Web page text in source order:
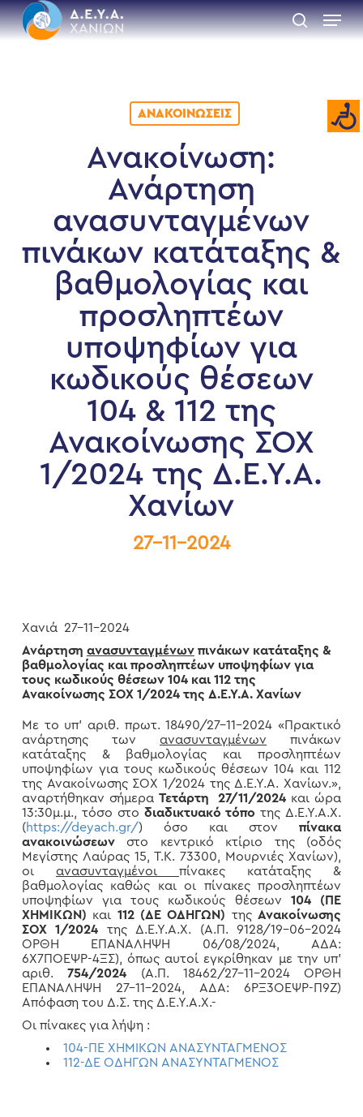
Skip
to
main
search
Menu
ΑΝΑΚΟΙΝΏΣΕΙΣ
Ανακοίνωση:
Ανάρτηση
ανασυνταγμένων
πινάκων κατάταξης &
βαθμολογίας και
προσληπτέων
υποψηφίων για
κωδικούς θέσεων
104 & 112 της
Ανακοίνωσης ΣΟΧ
1/2024 της Δ.Ε.Υ.Α.
Χανίων
27-11-2024
Χανιά 27-11-2024
Ανάρτηση ανασυνταγμένωνπινάκων κατάταξης &
βαθμολογίας και προσληπτέων υποψηφίων για
τους κωδικούς θέσεων 104 και 112 της
Ανακοίνωσης ΣΟΧ 1/2024 της Δ.Ε.Υ.Α. Χανίων
Με το υπ’ αριθ. πρωτ. 18490/27-11-2024 «Πρακτικό
ανάρτησης τωνανασυνταγμένων πινάκων
κατάταξης & βαθμολογίας και προσληπτέων
υποψηφίων για τους κωδικούς θέσεων 104 και 112
της Ανακοίνωσης ΣΟΧ 1/2024 της Δ.Ε.Υ.Α. Χανίων.»,
αναρτήθηκαν σήμερα Τετάρτη 27/11/2024 και ώρα
13:30μ.μ., τόσο στο διαδικτυακό τόπο της Δ.Ε.Υ.Α.Χ.
(https://deyach.gr/) όσο και στονπίνακα
ανακοινώσεωνστο κεντρικό κτίριο της (οδός
Μεγίστης Λαύρας 15, Τ.Κ. 73300, Μουρνιές Χανίων),
οι ανασυνταγμένοι πίνακες κατάταξης &
βαθμολογίας καθώς και οι πίνακες προσληπτέων
υποψηφίων για τους κωδικούς θέσεων 104 (ΠΕ
ΧΗΜΙΚΩΝ) και 112 (ΔΕ ΟΔΗΓΩΝ) τηςΑνακοίνωσης
ΣΟΧ 1/2024 της Δ.Ε.Υ.Α.Χ. (Α.Π. 9128/19-06-2024
ΟΡΘΗ ΕΠΑΝΑΛΗΨΗ 06/08/2024, ΑΔΑ:
6Χ7ΠΟΕΨΡ-4ΞΣ), όπως αυτοί εγκρίθηκαν με την υπ’
αριθ.754/2024 (Α.Π. 18462/27-11-2024 ΟΡΘΗ
ΕΠΑΝΑΛΗΨΗ 27-11-2024, ΑΔΑ: 6ΡΞ3ΟΕΨΡ-Π9Ζ)
Απόφαση του Δ.Σ. της Δ.Ε.Υ.Α.Χ.-
Οι πίνακες για λήψη :
104-ΠΕ ΧΗΜΙΚΩΝ ΑΝΑΣΥΝΤΑΓΜΕΝΟΣ
112-ΔΕ ΟΔΗΓΩΝ ΑΝΑΣΥΝΤΑΓΜΕΝΟΣ